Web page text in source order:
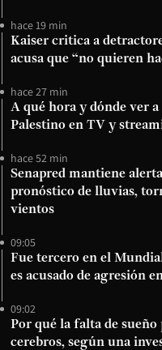
hace 19 min
Kaiser critica a
acusa que “no quieren
hace 27 min
A qué hora y dónde ver
Palestino en TV y
hace 52 min
Senapred mantiene
pronóstico de lluvias,
vientos
09:05
Fue tercero en el
es acusado de agresión
09:02
Por qué la falta de sueño
cerebros, según una